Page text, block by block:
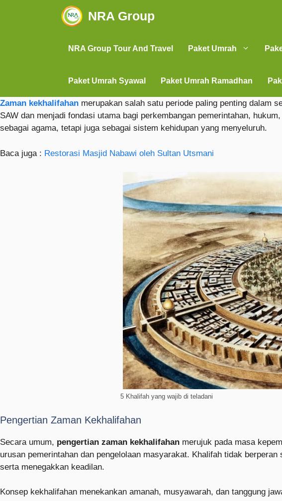
NRA Group
NRA Group Tour And Travel Paket Umrah
Paket Umrah Syawal Paket Umrah Ramadhan
Zaman kekhalifahan merupakan salah satu periode paling penting dalam
SAW dan menjadi fondasi utama bagi perkembangan pemerintahan,
sebagai agama, tetapi juga sebagai sistem kehidupan yang menyeluruh.
Baca juga : Restorasi Masjid Nabawi oleh Sultan Utsmani
5 Khalifah yang wajib di teladani
Pengertian Zaman Kekhalifahan
Secara umum, pengertian zaman kekhalifahan merujuk pada masa
urusan pemerintahan dan pengelolaan masyarakat. Khalifah tidak
serta menegakkan keadilan.
Konsep kekhalifahan menekankan amanah, musyawarah, dan tanggung